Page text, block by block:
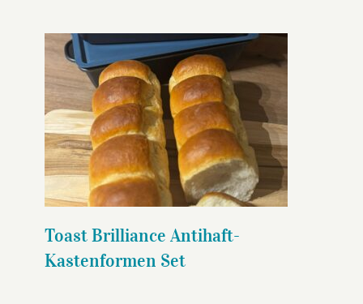
Toast Brilliance Antihaft-
Kastenformen Set
Toast Brilliance Antihaft-
Kastenformen Set